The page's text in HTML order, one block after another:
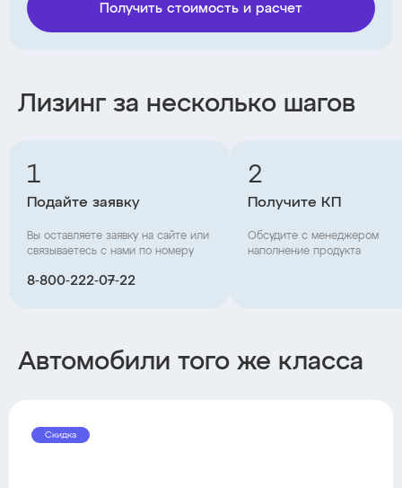
Получить стоимость и расчет
Лизинг за несколько шагов
1
Подайте заявку
Вы оставляете заявку на сайте или
связываетесь с нами по номеру
8‑800‑222‑07‑22
2
Получите КП
Обсудите с менеджером
наполнение продукта
Автомобили того же класса
Скидка